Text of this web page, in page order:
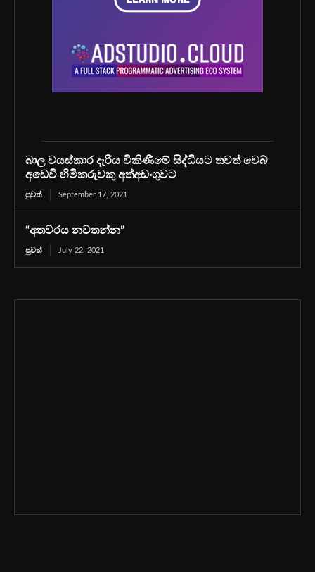
බාල වයස්කාර දැරිය විකිණීමේ සිද්ධියට තවත් වෙබ්
අඩෙවි හිමිකරුවකු අත්අඩංගුවට
පුවත් September 17, 2021
“අතවරය නවතන්න”
පුවත් July 22, 2021